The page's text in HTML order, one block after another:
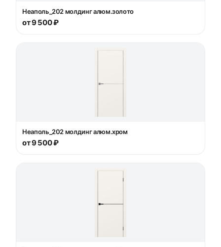
Неаполь_202 молдинг алюм.золото
от 9 500 ₽
Неаполь_202 молдинг алюм.хром
от 9 500 ₽